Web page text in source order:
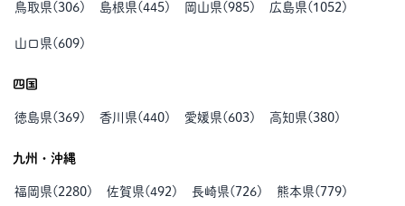
鳥取県(306) 島根県(445) 岡山県(985) 広島県( 1052 )
山口県( 609)
四国
徳島県(369) 香川県(440) 愛媛県( 603) 高知県(380)
九州・沖縄
福岡県( 2280) 佐賀県(492 ) 長崎県( 726) 熊本県( 779)